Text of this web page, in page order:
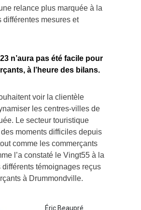
relance plus marquée à la
différentes mesures et
n’aura pas été facile pour
à l’heure des bilans.
voir la clientèle
les centres-villes de
Le secteur touristique
moments difficiles depuis
comme les commerçants
l’a constaté le Vingt55 à la
différents témoignages reçus
à Drummondville.
Éric Beaupré